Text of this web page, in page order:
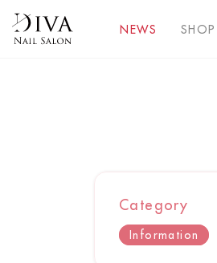
NEWS SHOP
Category
Information